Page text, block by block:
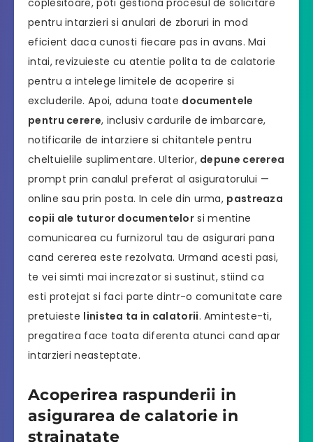
coplesitoare, poti gestiona procesul de solicitare
pentru intarzieri si anulari de zboruri in mod
eficient daca cunosti fiecare pas in avans. Mai
intai, revizuieste cu atentie polita ta de calatorie
pentru a intelege limitele de acoperire si
excluderile. Apoi, aduna toate documentele
pentru cerere, inclusiv cardurile de imbarcare,
notificarile de intarziere si chitantele pentru
cheltuielile suplimentare. Ulterior, depune cererea
prompt prin canalul preferat al asiguratorului —
online sau prin posta. In cele din urma, pastreaza
copii ale tuturor documentelor si mentine
comunicarea cu furnizorul tau de asigurari pana
cand cererea este rezolvata. Urmand acesti pasi,
te vei simti mai increzator si sustinut, stiind ca
esti protejat si faci parte dintr-o comunitate care
pretuieste linistea ta in calatorii. Aminteste-ti,
pregatirea face toata diferenta atunci cand apar
intarzieri neasteptate.
Acoperirea raspunderii in
asigurarea de calatorie in
strainatate